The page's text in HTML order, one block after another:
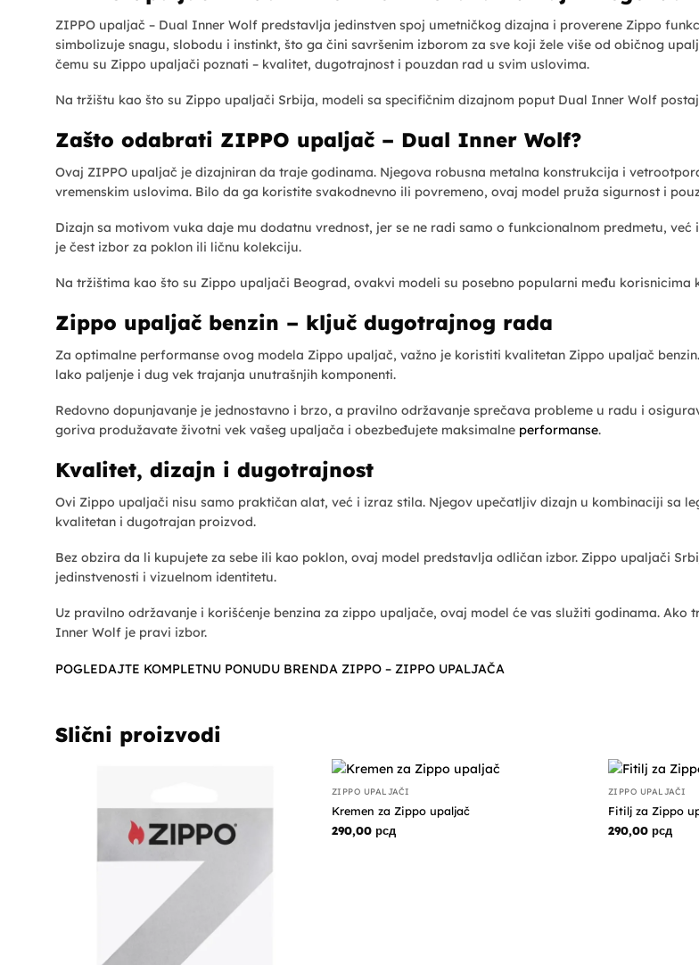
ZIPPO upaljač – Dual Inner Wolf predstavlja jedinstven spoj umetničkog dizajna i proverene Zippo
simbolizuje snagu, slobodu i instinkt, što ga čini savršenim izborom za sve koji žele više od običnog
čemu su Zippo upaljači poznati – kvalitet, dugotrajnost i pouzdan rad u svim uslovima.
Na tržištu kao što su Zippo upaljači Srbija, modeli sa specifičnim dizajnom poput Dual Inner Wolf
Zašto odabrati ZIPPO upaljač – Dual Inner Wolf?
Ovaj ZIPPO upaljač je dizajniran da traje godinama. Njegova robusna metalna konstrukcija i
vremenskim uslovima. Bilo da ga koristite svakodnevno ili povremeno, ovaj model pruža sigurnost i
Dizajn sa motivom vuka daje mu dodatnu vrednost, jer se ne radi samo o funkcionalnom predmetu,
je čest izbor za poklon ili ličnu kolekciju.
Na tržištima kao što su Zippo upaljači Beograd, ovakvi modeli su posebno popularni među
Zippo upaljač benzin – ključ dugotrajnog rada
Za optimalne performanse ovog modela Zippo upaljač, važno je koristiti kvalitetan Zippo upaljač
lako paljenje i dug vek trajanja unutrašnjih komponenti.
Redovno dopunjavanje je jednostavno i brzo, a pravilno održavanje sprečava probleme u radu i
goriva produžavate životni vek vašeg upaljača i obezbeđujete maksimalne performanse.
Kvalitet, dizajn i dugotrajnost
Ovi Zippo upaljači nisu samo praktičan alat, već i izraz stila. Njegov upečatljiv dizajn u kombinaciji sa
kvalitetan i dugotrajan proizvod.
Bez obzira da li kupujete za sebe ili kao poklon, ovaj model predstavlja odličan izbor. Zippo upaljači
jedinstvenosti i vizuelnom identitetu.
Uz pravilno održavanje i korišćenje benzina za zippo upaljače, ovaj model će vas služiti godinama.
Inner Wolf je pravi izbor.
POGLEDAJTE KOMPLETNU PONUDU BRENDA ZIPPO – ZIPPO UPALJAČA
Slični proizvodi
ZIPPO UPALJAČI
Kremen za Zippo upaljač
290,00 рсд
ZIPPO UPALJAČI
Fitilj za Zippo
290,00 рсд